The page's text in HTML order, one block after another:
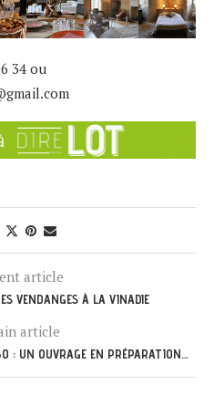
34 ou
article
VENDANGES À LA VINADIE
article
: UN OUVRAGE EN PRÉPARATION…